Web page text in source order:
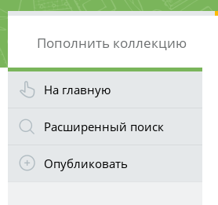
Пополнить коллекцию
На главную
Расширенный поиск
Опубликовать